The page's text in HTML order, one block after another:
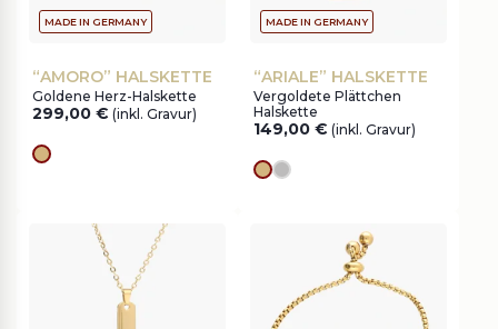
MADE IN GERMANY
“AMORO” HALSKETTE
Goldene Herz-Halskette
299,00 € (inkl. Gravur)
Goldes
MADE IN GERMANY
“ARIALE” HALSKETTE
Vergoldete Plättchen
Halskette
149,00 € (inkl. Gravur)
Goldes
silver